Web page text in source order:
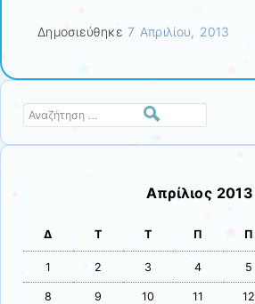
Δημοσιεύθηκε7 Απριλίου, 2013
Αναζήτηση
Απρίλιος 2013
Δ Τ Τ Π Π
1 2 3 4 5
8 9 10 11 12